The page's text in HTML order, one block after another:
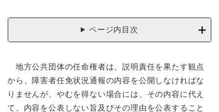
ページ内目次
地方公共団体の任命権者は、説明責任を果たす観点
から、障害者任免状況通報の内容を公開しなければな
りませんが、やむを得ない場合には、その内容に代え
て、内容を公表しない旨及びその理由を公表すること